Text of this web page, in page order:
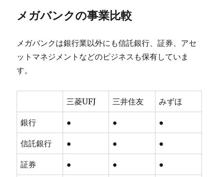
メガバンクの事業比較
メガバンクは銀行業以外にも信託銀行、証券、アセ
ットマネジメントなどのビジネスも保有していま
す。
三菱UFJ 三井住友 みずほ
銀行 ● ● ●
信託銀行 ● ● ●
証券 ● ● ●